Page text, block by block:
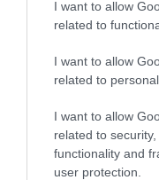
I want to allow
related to
I want to allow
related to
I want to allow
related to
functionality and
user protection.
akkor oszd meg
Mr Spabook
Támogatásoddal
hasznos és egyre